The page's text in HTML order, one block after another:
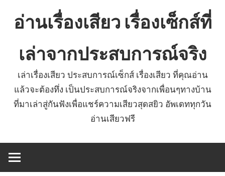
อ่านเรื่องเสียว เรื่องเซ็กส์ที่
เล่าจากประสบการณ์จริง
เล่าเรื่องเสียว ประสบการณ์เซ็กส์ เรื่องเสียว ที่คุณอ่าน
แล้วจะต้องทึ่ง เป็นประสบการณ์จริงจากเพื่อนๆทางบ้าน
ที่มาเล่าสู่กันฟังเพื่อแชร์ความเสียวสุดสยิว อัพเดททุกวัน
อ่านเสียวฟรี